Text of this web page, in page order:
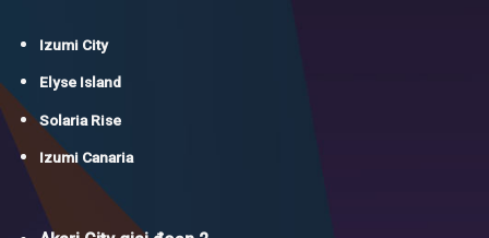
Izumi City
Elyse Island
Solaria Rise
Izumi Canaria